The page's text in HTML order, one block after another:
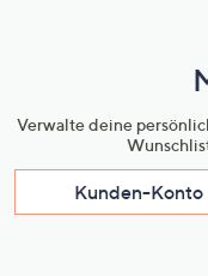
rechts,
Verwalte deine
Kunden-Konto